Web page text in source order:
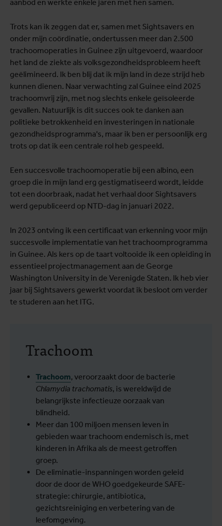
aanbod en werkte enkele jaren met hen samen.
Trots kan ik zeggen dat er, samen met Sightsavers en
onder mijn coördinatie, ondertussen meer dan 2.500
trachoomoperaties in Guinee zijn uitgevoerd, waardoor
het land de ziekte als volksgezondheidsprobleem heeft
geëlimineerd. Ik ben blij dat ik mijn land in deze strijd heb
kunnen dienen. Naar verwachting zal Guinee eind 2025
trachoomvrij zijn, met nog slechts enkele geïsoleerde
gevallen. Natuurlijk is dit succes ook te danken aan
politieke betrokkenheid en investeringen in nationale
gezondheidsprogramma's, maar ik ben er persoonlijk erg
trots op dat ik een centrale rol heb gespeeld.
Een succesvolle trachoomoperatie bij een albino, een
groep die in mijn land erg gestigmatiseerd wordt, leidde
tot een doorbraak, nadat het verhaal door Sightsavers
werd gepubliceerd op NTD-dag in januari 2022.
In 2023 ontving ik een certificaat van erkenning voor mijn
succesvolle implementatie van het trachoomprogramma
in Guinee. Als kers op de taart voltooide ik een opleiding in
essentieel projectmanagement aan de George
Washington University in de Verenigde Staten. Ik heb vier
jaar bij Sightsavers gewerkt voordat ik besloot om verder
te studeren aan het ITG.
Trachoom
Trachoom, veroorzaakt door de bacterie
Chlamydia trachomatis, is wereldwijd de
belangrijkste infectieuze oorzaak van
blindheid.
Meer dan 100 miljoen mensen leven in
gebieden waar trachoom endemisch is, met
kinderen in Afrika als de meest getroffen
groep.
De eliminatie-inspanningen worden geleid
door de door de WHO goedgekeurde SAFE-
strategie: chirurgie, antibiotica,
gezichtsreiniging en verbetering van de
leefomgeving.